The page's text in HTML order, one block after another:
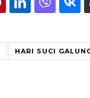
HARI SUCI